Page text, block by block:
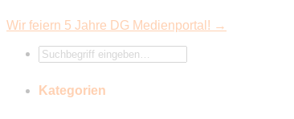
Wir feiern 5 Jahre DG Medienportal! →
Kategorien